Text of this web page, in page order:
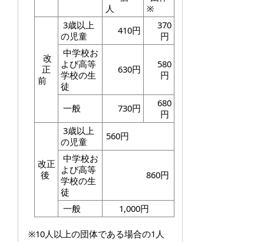
人
※
改
正
前
3歳以上
の児童
410円
370
円
中学校お
よび高等
学校の生
徒
630円
580
円
一般 730円
680
円
改正
後
3歳以上
の児童
560円
中学校お
よび高等
学校の生
徒
860円
一般 1,000円
※10人以上の団体である場合の1人